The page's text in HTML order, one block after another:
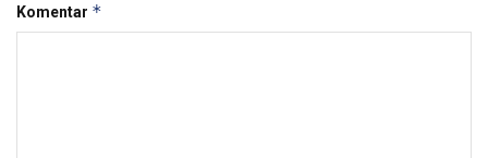
Komentar *